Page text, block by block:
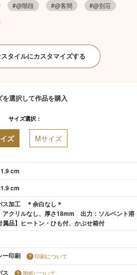
#@階段 #@客間
#@別荘
タイルにカスタマイズする
を選択して作品を購入
サイズ選択：
ズ Mサイズ
cm
cm
ス加工 ＊余白なし＊
アクリルなし、厚さ18mm 出力：ソルベント溶
品】ヒートン・ひも付、かぶせ箱付
ー印刷 印刷について
ス 用紙について